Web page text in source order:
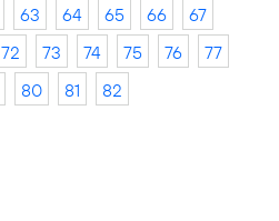
63 64 65 66
67
72 73 74 75 76
77
80 81 82